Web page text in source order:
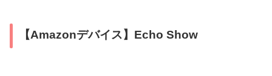
【Amazonデバイス】Echo Show